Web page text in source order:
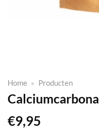
Home » Producten
€9,95